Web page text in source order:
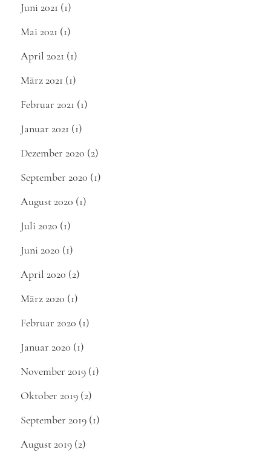
Juni 2021 (1)
Mai 2021 (1)
April 2021 (1)
März 2021 (1)
Februar 2021 (1)
Januar 2021 (1)
Dezember 2020 (2)
September 2020 (1)
August 2020 (1)
Juli 2020 (1)
Juni 2020 (1)
April 2020 (2)
März 2020 (1)
Februar 2020 (1)
Januar 2020 (1)
November 2019 (1)
Oktober 2019 (2)
September 2019 (1)
August 2019 (2)